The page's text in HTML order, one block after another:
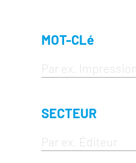
MOT-CLé
SECTEUR